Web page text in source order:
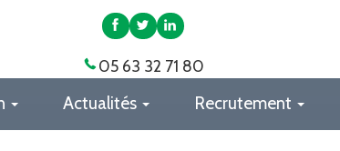
APAS
sur
Facebook
APAS
sur
Twitter
APAS
sur
LinkedIn
05 63 32 71 80
Actualités Recrutement